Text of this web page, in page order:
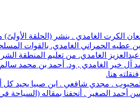
الكرت الغامدي . ينشر (الحلقة
عطيه الحمراني الغامدي. بالقوات
الغامدي. من تعليم المنطقة الشرقية، حصل
آل خير الغامدي , ود. أحمد بن محمد
هنا.
. مجدي شافعي . ابن صبيا يجيد كل
أحمد الصغير . أتحفنا بمقاله (السياحة